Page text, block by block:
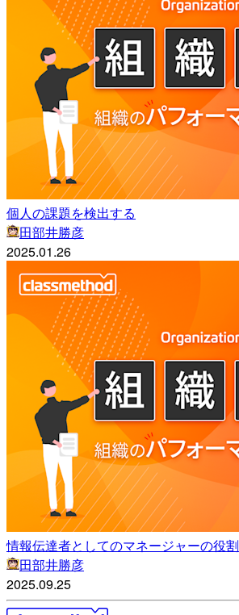
個人の課題を検出する
田部井勝彦
2025.01.26
情報伝達者としてのマネージャーの役割
田部井勝彦
2025.09.25